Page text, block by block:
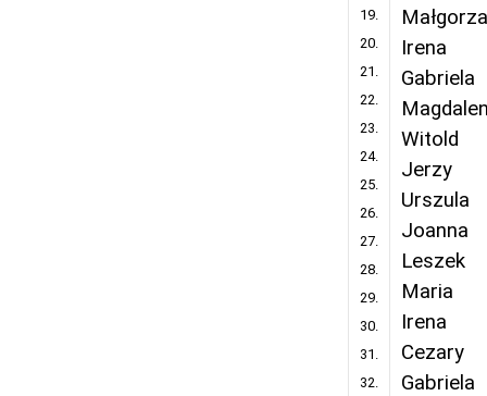
19.
20.
21.
22.
23.
24.
25.
26.
27.
28.
29.
30.
31.
32.
Irena
Gabriela
Witold
Jerzy
Urszula
Joanna
Leszek
Maria
Irena
Cezary
Gabriela